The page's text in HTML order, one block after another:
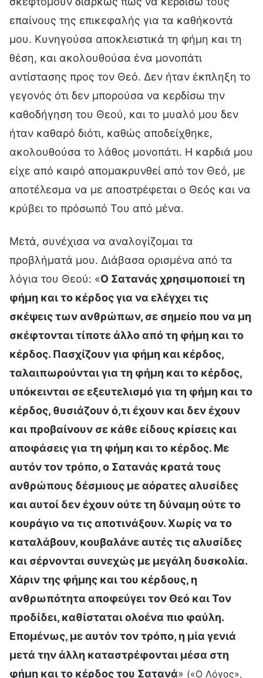
επαίνους της επικεφαλής για τα καθήκοντά
μου. Κυνηγούσα αποκλειστικά τη φήμη και τη
θέση, και ακολουθούσα ένα μονοπάτι
αντίστασης προς τον Θεό. Δεν ήταν έκπληξη το
γεγονός ότι δεν μπορούσα να κερδίσω την
καθοδήγηση του Θεού, και το μυαλό μου δεν
ήταν καθαρό διότι, καθώς αποδείχθηκε,
ακολουθούσα το λάθος μονοπάτι. Η καρδιά μου
είχε από καιρό απομακρυνθεί από τον Θεό, με
αποτέλεσμα να με αποστρέφεται ο Θεός και να
κρύβει το πρόσωπό Του από μένα.
Μετά, συνέχισα να αναλογίζομαι τα
προβλήματά μου. Διάβασα ορισμένα από τα
λόγια του Θεού: «Ο Σατανάς χρησιμοποιεί τη
φήμη και το κέρδος για να ελέγχει τις
σκέψεις των ανθρώπων, σε σημείο που να μη
σκέφτονται τίποτε άλλο από τη φήμη και το
κέρδος. Πασχίζουν για φήμη και κέρδος,
ταλαιπωρούνται για τη φήμη και το κέρδος,
υπόκεινται σε εξευτελισμό για τη φήμη και το
κέρδος, θυσιάζουν ό,τι έχουν και δεν έχουν
και προβαίνουν σε κάθε είδους κρίσεις και
αποφάσεις για τη φήμη και το κέρδος. Με
αυτόν τον τρόπο, ο Σατανάς κρατά τους
ανθρώπους δέσμιους με αόρατες αλυσίδες
και αυτοί δεν έχουν ούτε τη δύναμη ούτε το
κουράγιο να τις αποτινάξουν. Χωρίς να το
καταλάβουν, κουβαλάνε αυτές τις αλυσίδες
και σέρνονται συνεχώς με μεγάλη δυσκολία.
Χάριν της φήμης και του κέρδους, η
ανθρωπότητα αποφεύγει τον Θεό και Τον
προδίδει, καθίσταται ολοένα πιο φαύλη.
Επομένως, με αυτόν τον τρόπο, η μία γενιά
μετά την άλλη καταστρέφονται μέσα στη
φήμη και το κέρδος του Σατανά» («Ο Λόγος»,